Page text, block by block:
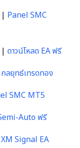
| Panel SMC
| ดาวน์โหลด EA ฟรี
กลยุทธ์เทรดทอง
SMC MT5
Auto ฟรี
XM Signal EA